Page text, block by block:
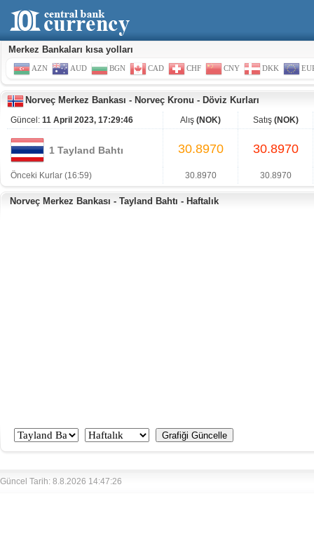
Merkez Bankaları kısa yolları
AZN AUD BGN CAD CHF CNY DKK
Norveç Merkez Bankası - Norveç Kronu - Döviz Kurları
Güncel: 11 April 2023, 17:29:46 Alış (NOK) Satış (NOK)
1 Tayland Bahtı 30.8970 30.8970
Önceki Kurlar (16:59) 30.8970 30.8970
Norveç Merkez Bankası - Tayland Bahtı - Haftalık
Güncel Tarih: 8.8.2026 14:47:26